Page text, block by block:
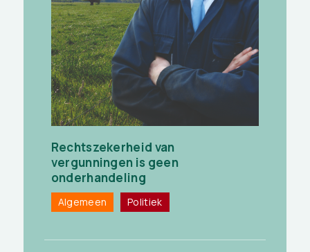
Rechtszekerheid van
vergunningen is geen
onderhandeling
Algemeen Politiek